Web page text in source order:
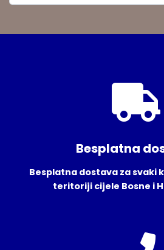
Besplatna
Besplatna dostava za svaki
teritoriji cijele Bosne i